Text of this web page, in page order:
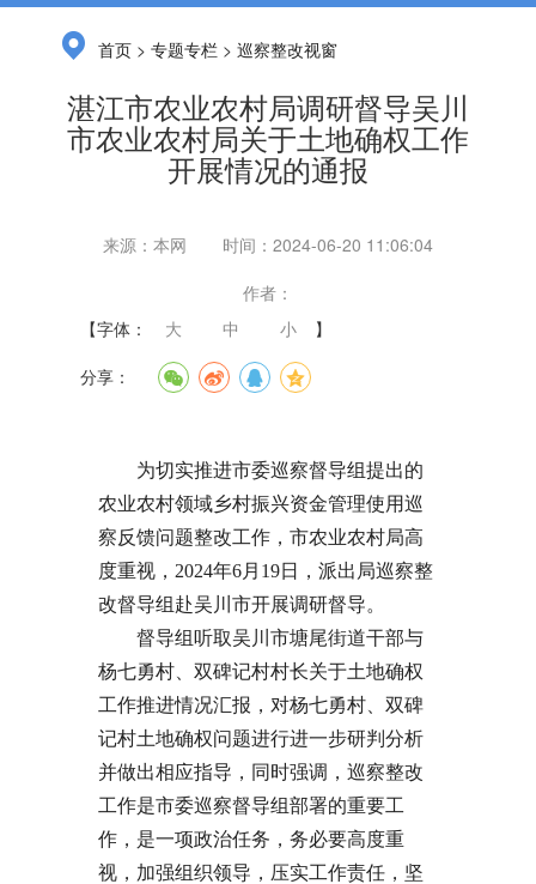
首页 >专题专栏 >巡察整改视窗
湛江市农业农村局调研督导吴川
市农业农村局关于土地确权工作
开展情况的通报
来源：本网
时间：2024-06-20 11:06:04
作者：
【字体：
大 中 小
】
分享：
为切实推进市委巡察督导组提出的
农业农村领域乡村振兴资金管理使用巡
察反馈问题整改工作，市农业农村局高
度重视，2024年6月19日，派出局巡察整
改督导组赴吴川市开展调研督导。
督导组听取吴川市塘尾街道干部与
杨七勇村、双碑记村村长关于土地确权
工作推进情况汇报，对杨七勇村、双碑
记村土地确权问题进行进一步研判分析
并做出相应指导，同时强调，巡察整改
工作是市委巡察督导组部署的重要工
作，是一项政治任务，务必要高度重
视，加强组织领导，压实工作责任，坚